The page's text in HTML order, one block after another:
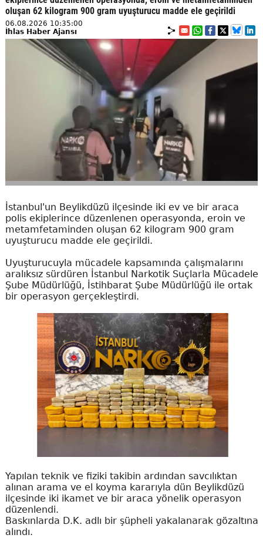
oluşan 62 kilogram 900 gram uyuşturucu madde ele geçirildi
06.08.2026 10:35:00
İhlas Haber Ajansı
İstanbul'un Beylikdüzü ilçesinde iki ev ve bir araca
polis ekiplerince düzenlenen operasyonda, eroin ve
metamfetaminden oluşan 62 kilogram 900 gram
uyuşturucu madde ele geçirildi.
Uyuşturucuyla mücadele kapsamında çalışmalarını
aralıksız sürdüren İstanbul Narkotik Suçlarla Mücadele
Şube Müdürlüğü, İstihbarat Şube Müdürlüğü ile ortak
bir operasyon gerçekleştirdi.
Yapılan teknik ve fiziki takibin ardından savcılıktan
alınan arama ve el koyma kararıyla dün Beylikdüzü
ilçesinde iki ikamet ve bir araca yönelik operasyon
düzenlendi.
Baskınlarda D.K. adlı bir şüpheli yakalanarak gözaltına
alındı.